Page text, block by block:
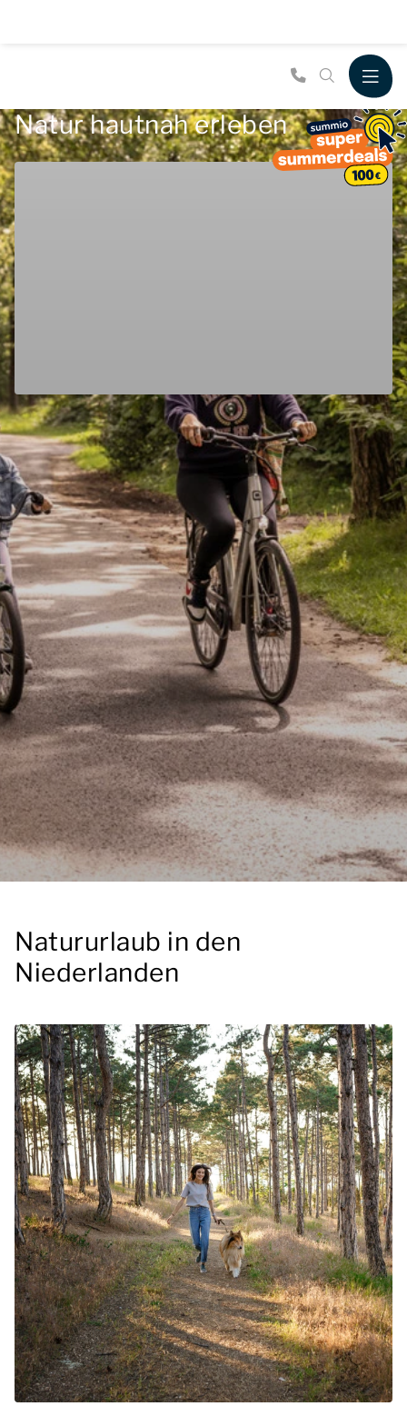
Natur hautnah erleben
Natururlaub in den
Niederlanden